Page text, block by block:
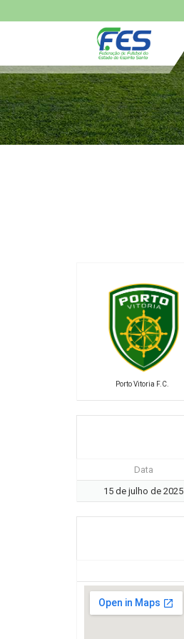
Porto Vitoria F.C.
Data
15 de julho de 2025